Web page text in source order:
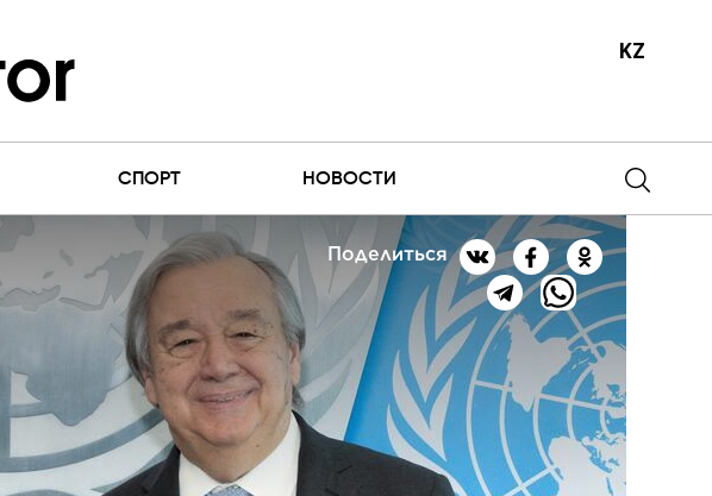
KZ
СПОРТ НОВОСТИ
Поделиться